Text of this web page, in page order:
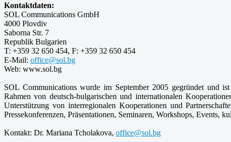
Kontaktdaten:
SOL Communications GmbH
4000 Plovdiv
Saborna Str. 7
Republik Bulgarien
T: +359 32 650 454, F: +359 32 650 454
E-Mail: office@sol.bg
Web: www.sol.bg
SOL Communications wurde im September 2005 gegründet und
Rahmen von deutsch-bulgarischen und internationalen
Unterstützung von interregionalen Kooperationen und
Pressekonferenzen, Präsentationen, Seminaren, Workshops, Events,
Kontakt: Dr. Mariana Tcholakova, office@sol.bg